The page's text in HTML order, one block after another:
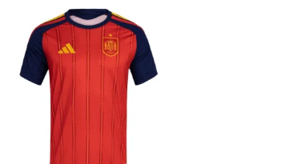
lahko
izberete
strani